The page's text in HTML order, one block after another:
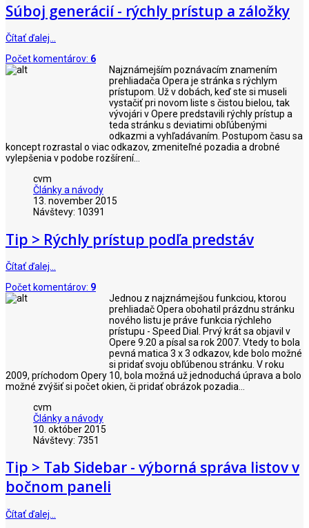
Súboj generácií - rýchly prístup a záložky
Čítať ďalej…
Počet komentárov: 6
Najznámejším poznávacím znamením
prehliadača Opera je stránka s rýchlym
prístupom. Už v dobách, keď ste si museli
vystačiť pri novom liste s čistou bielou, tak
vývojári v Opere predstavili rýchly prístup a
teda stránku s deviatimi obľúbenými
odkazmi a vyhľadávaním. Postupom času sa
koncept rozrastal o viac odkazov, zmeniteľné pozadia a drobné
vylepšenia v podobe rozšírení...
cvm
Články a návody
13. november 2015
Návštevy: 10391
Tip > Rýchly prístup podľa predstáv
Čítať ďalej…
Počet komentárov: 9
Jednou z najznámejšou funkciou, ktorou
prehliadač Opera obohatil prázdnu stránku
nového listu je práve funkcia rýchleho
prístupu - Speed Dial. Prvý krát sa objavil v
Opere 9.20 a písal sa rok 2007. Vtedy to bola
pevná matica 3 x 3 odkazov, kde bolo možné
si pridať svoju obľúbenou stránku. V roku
2009, príchodom Opery 10, bola možná už jednoduchá úprava a bolo
možné zvýšiť si počet okien, či pridať obrázok pozadia...
cvm
Články a návody
10. október 2015
Návštevy: 7351
Tip > Tab Sidebar - výborná správa listov v
bočnom paneli
Čítať ďalej…